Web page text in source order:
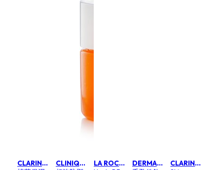
CLARINS 克蘭詩 (嬌韻詩)
CLINIQUE 倩碧
LA ROCHE POSAY 理膚寶水
DERMALOGICA 德卡
CLARINS 克蘭詩 (嬌韻詩)